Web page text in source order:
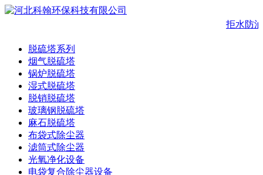
拒水防
脱硫塔系列
烟气脱硫塔
锅炉脱硫塔
湿式脱硫塔
脱销脱硫塔
玻璃钢脱硫塔
麻石脱硫塔
布袋式除尘器
滤筒式除尘器
光氧净化设备
电袋复合除尘器设备